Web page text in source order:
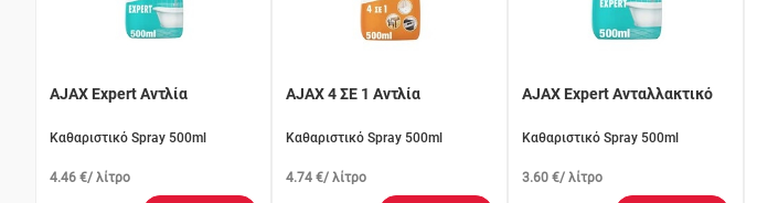
AJAX Expert Αντλία
Καθαριστικό Spray 500ml
4.46 €/ λίτρο
AJAX 4 ΣΕ 1 Αντλία
Καθαριστικό Spray 500ml
4.74 €/ λίτρο
AJAX Expert Ανταλλακτικό
Καθαριστικό Spray 500ml
3.60 €/ λίτρο